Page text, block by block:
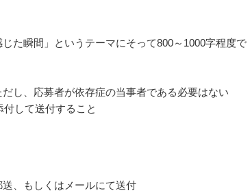
た瞬間」というテーマにそって800～1000字程度で
し、応募者が依存症の当事者である必要はない
して送付すること
、もしくはメールにて送付